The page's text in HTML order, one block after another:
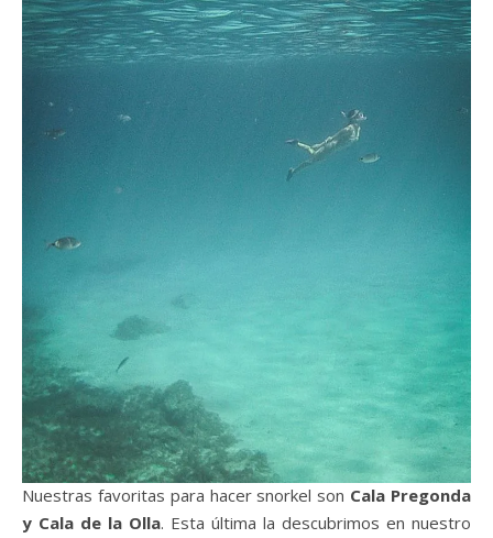
Nuestras favoritas para hacer snorkel son Cala Pregonda
y Cala de la Olla. Esta última la descubrimos en nuestro